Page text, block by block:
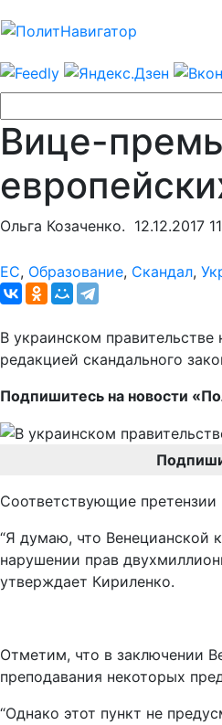
Вице-
Ольга Козаченко. 12.12.2017
ЕС, Образование, Скандал,
В украинском
редакцией скандального
Подпишитесь на новости
Соответствующие
“Я думаю, что Венецианской
нарушении прав
утверждает Кириленко.
Отметим, что в заключении
преподавания некоторых
“Однако этот пункт не